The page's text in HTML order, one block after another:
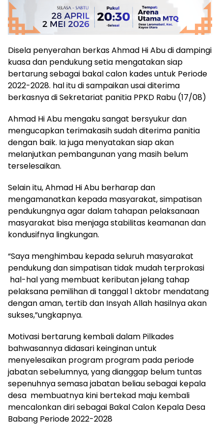
Disela penyerahan berkas Ahmad Hi Abu di dampingi
kuasa dan pendukung setia mengatakan siap
bertarung sebagai bakal calon kades untuk Periode
2022-2028. hal itu di sampaikan usai diterima
berkasnya di Sekretariat panitia PPKD Rabu (17/08)
Ahmad Hi Abu mengaku sangat bersyukur dan
mengucapkan terimakasih sudah diterima panitia
dengan baik. Ia juga menyatakan siap akan
melanjutkan pembangunan yang masih belum
terselesaikan.
Selain itu, Ahmad Hi Abu berharap dan
mengamanatkan kepada masyarakat, simpatisan
pendukungnya agar dalam tahapan pelaksanaan
masyarakat bisa menjaga stabilitas keamanan dan
kondusifnya lingkungan.
“Saya menghimbau kepada seluruh masyarakat
pendukung dan simpatisan tidak mudah terprokasi
hal-hal yang membuat keributan jelang tahap
pelaksana pemilihan di tanggal 1 aktobr mendatang
dengan aman, tertib dan Insyah Allah hasilnya akan
sukses,”ungkapnya.
Motivasi bertarung kembali dalam Pilkades
bahwasannya didasari keinginan untuk
menyelesaikan program program pada periode
jabatan sebelumnya, yang dianggap belum tuntas
sepenuhnya semasa jabatan beliau sebagai kepala
desa membuatnya kini bertekad maju kembali
mencalonkan diri sebagai Bakal Calon Kepala Desa
Babang Periode 2022-2028